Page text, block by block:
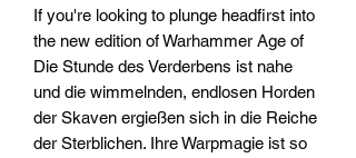
If you're looking to plunge headfirst into
the new edition of Warhammer Age of
Die Stunde des Verderbens ist nahe
und die wimmelnden, endlosen Horden
der Skaven ergießen sich in die Reiche
der Sterblichen. Ihre Warpmagie ist so